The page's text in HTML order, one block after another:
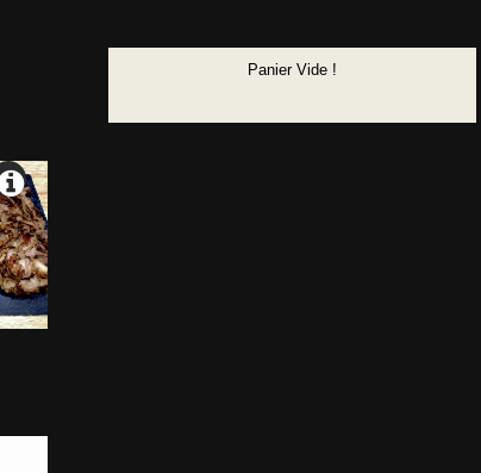
Panier Vide !